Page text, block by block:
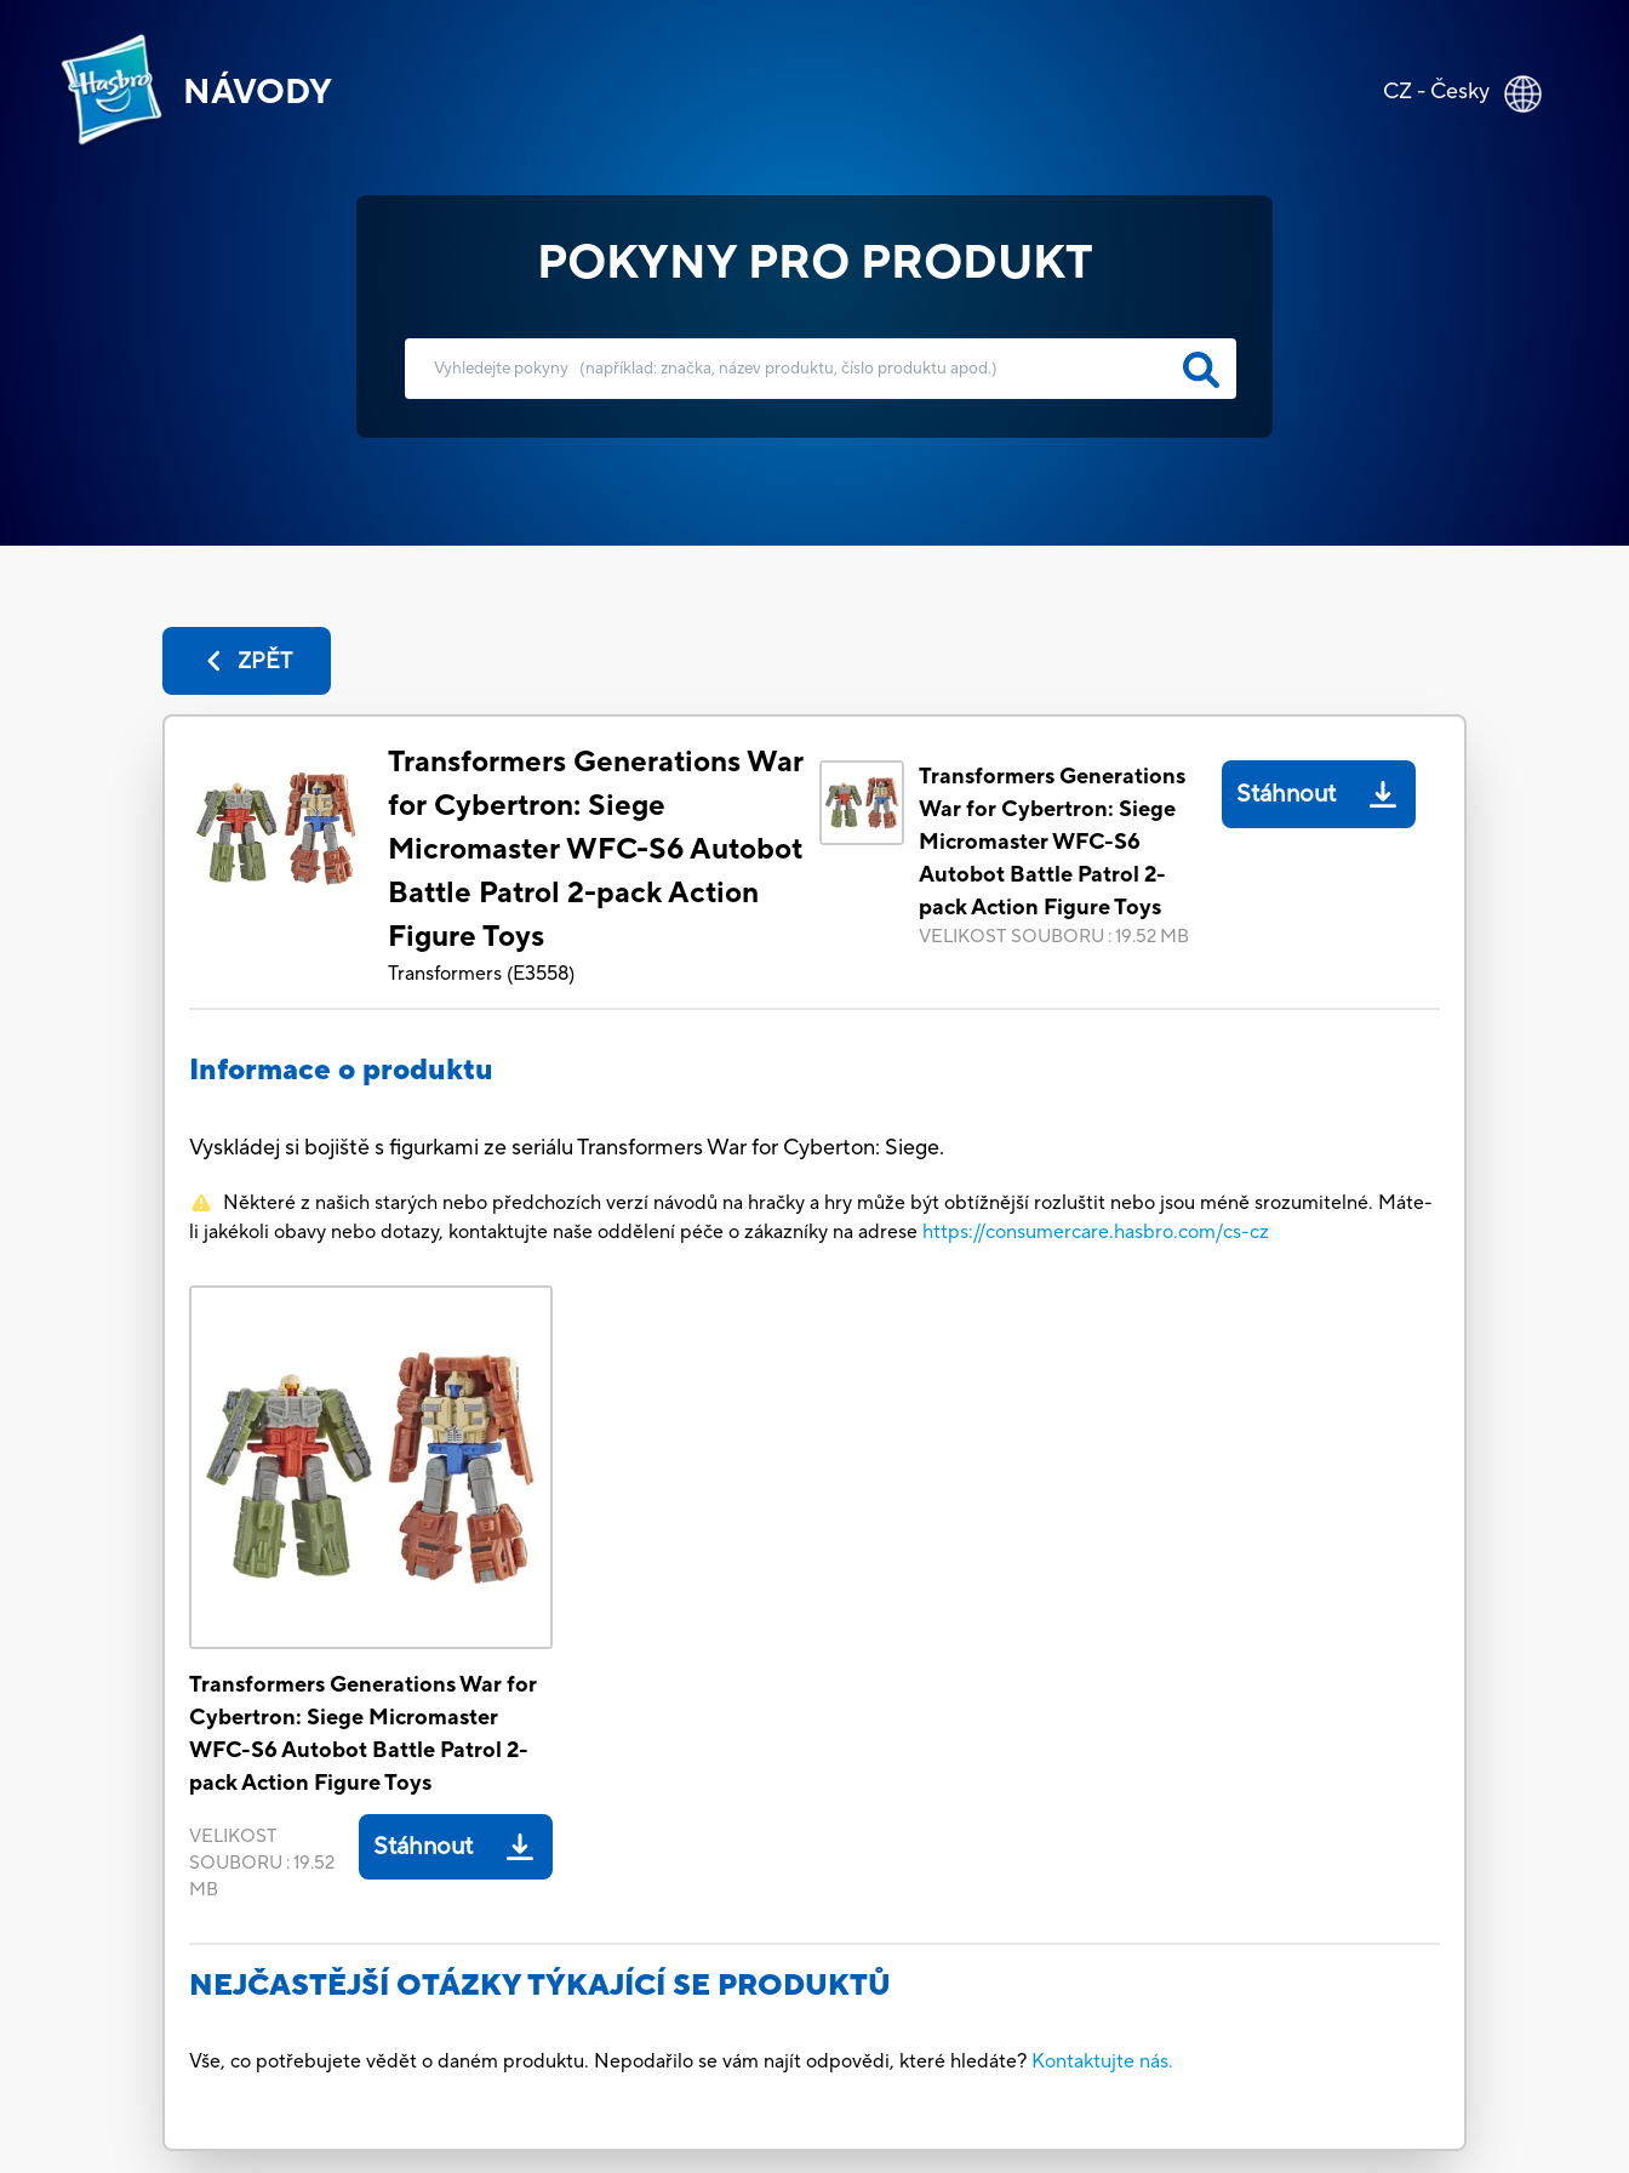
NÁVODY CZ - Česky
POKYNY PRO PRODUKT
ZPĚT
Transformers Generations War
for Cybertron: Siege
Micromaster WFC-S6 Autobot
Battle Patrol 2-pack Action
Figure Toys
Transformers (E3558)
Transformers Generations
War for Cybertron: Siege
Micromaster WFC-S6
Autobot Battle Patrol 2-
pack Action Figure Toys
VELIKOST SOUBORU :19.52 MB
Stáhnout
Informace o produktu
Vyskládej si bojiště s figurkami ze seriálu Transformers War for Cyberton: Siege.
Některé z našich starých nebo předchozích verzí návodů na hračky a hry může být obtížnější rozluštit nebo jsou méně srozumitelné. Máte-
li jakékoli obavy nebo dotazy, kontaktujte naše oddělení péče o zákazníky na adrese https://consumercare.hasbro.com/cs-cz
Transformers Generations War for
Cybertron: Siege Micromaster
WFC-S6 Autobot Battle Patrol 2-
pack Action Figure Toys
VELIKOST
SOUBORU :19.52
MB
Stáhnout
NEJČASTĚJŠÍ OTÁZKY TÝKAJÍCÍ SE PRODUKTŮ
Vše, co potřebujete vědět o daném produktu. Nepodařilo se vám najít odpovědi, které hledáte? Kontaktujte nás.